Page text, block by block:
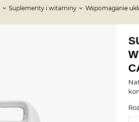
Suplementy i witaminy
Wspomaganie